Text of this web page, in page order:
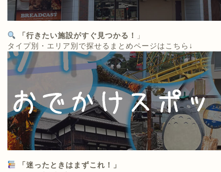
「行きたい施設がすぐ見つかる！
」
タイプ別・エリア別で探せるまとめページはこちら↓
「迷ったときはまずこれ！」